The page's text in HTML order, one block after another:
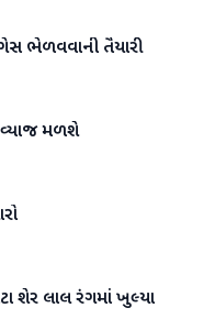
ભેળવવાની તૈયારી
વ્યાજ મળશે
શેર લાલ રંગમાં ખુલ્યા